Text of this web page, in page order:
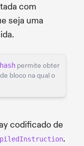
com
seja uma
permite obter
bloco na qual o
codificado de
.